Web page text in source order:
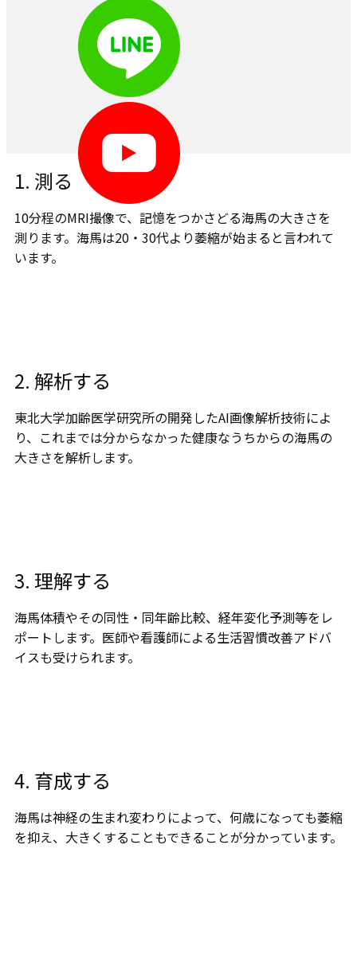
1. ​測る
10分程のMRI撮像で、記憶をつかさどる海馬の大きさを
測ります。​海馬は20・30代より萎縮が始まると言われて
います。
2. 解析する
東北⼤学加齢医学研究所の開発したAI画像解析技術によ
り、これまでは分からなかった健康なうちからの海⾺の
大きさを解析します。
3. 理解する
海馬体積やその同性・同年齢比較、経年変化予測等をレ
ポートします。医師や看護師による生活習慣改善アドバ
イスも受けられます。
4. 育成する
海馬は神経の生まれ変わりによって、何歳になっても萎縮
を抑え、大きくすることもできることが分かっています。